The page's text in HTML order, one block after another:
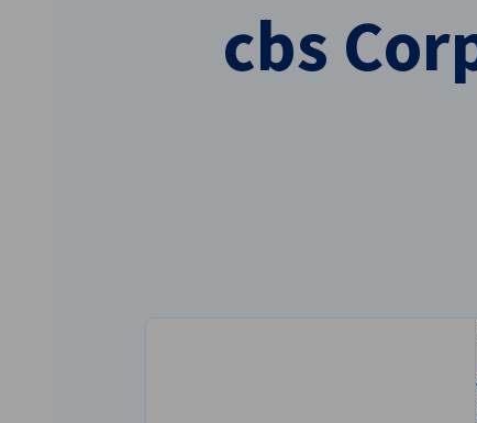
Japanese
cbs